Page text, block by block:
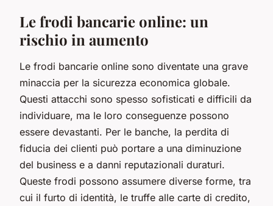
Le frodi bancarie online: un
rischio in aumento
Le frodi bancarie online sono diventate una grave
minaccia per la sicurezza economica globale.
Questi attacchi sono spesso sofisticati e difficili da
individuare, ma le loro conseguenze possono
essere devastanti. Per le banche, la perdita di
fiducia dei clienti può portare a una diminuzione
del business e a danni reputazionali duraturi.
Queste frodi possono assumere diverse forme, tra
cui il furto di identità, le truffe alle carte di credito,